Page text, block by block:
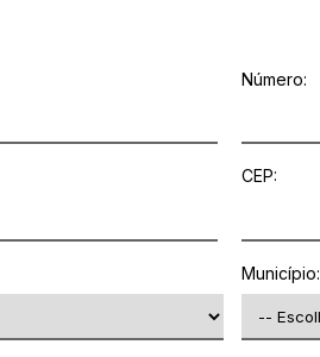
Número:
CEP:
Município: